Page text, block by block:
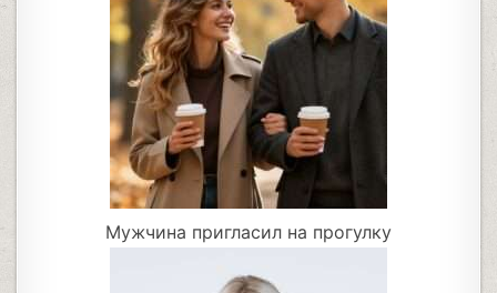
Мужчина пригласил на прогулку